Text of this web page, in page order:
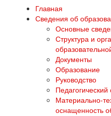
Главная
Сведения об
Основные
Структура и
Документы
Образование
Руководство
Педагогический
Материально-
оснащенность